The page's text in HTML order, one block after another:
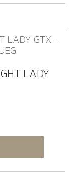
LADY